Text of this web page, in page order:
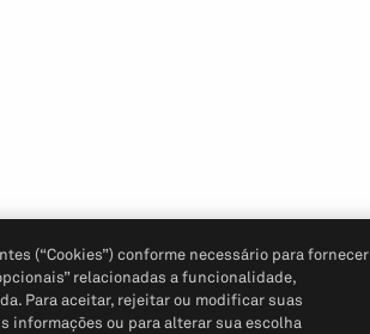
(“Cookies”) conforme necessário para fornecer
relacionadas a funcionalidade,
Para aceitar, rejeitar ou modificar suas
informações ou para alterar sua escolha